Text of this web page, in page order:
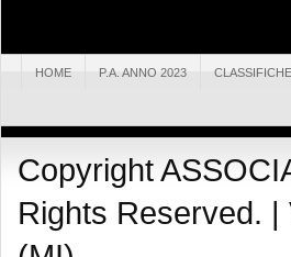
HOME P.A. ANNO 2023 CLASSIFICHE
Copyright
Rights Reserved. |